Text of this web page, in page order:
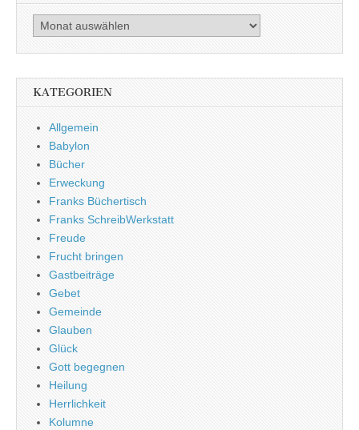
Archiv
KATEGORIEN
Allgemein
Babylon
Bücher
Erweckung
Franks Büchertisch
Franks SchreibWerkstatt
Freude
Frucht bringen
Gastbeiträge
Gebet
Gemeinde
Glauben
Glück
Gott begegnen
Heilung
Herrlichkeit
Kolumne